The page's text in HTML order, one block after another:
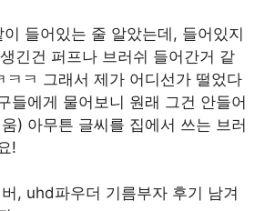
들어있는 줄 알았는데, 들어있지
긴건 퍼프나 브러쉬 들어간거 같
ㅋㅋ 그래서 제가 어디선가 떨었다
들에게 물어보니 원래 그건 안들어
) 아무튼 글씨를 집에서 쓰는 브러
!